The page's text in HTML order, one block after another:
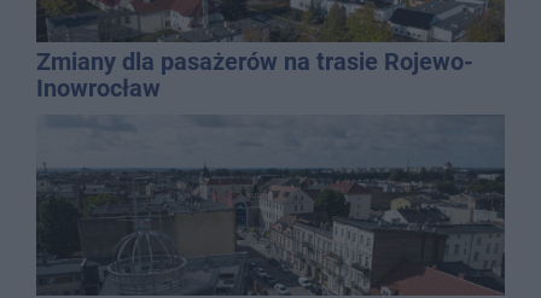
Zmiany dla pasażerów na trasie Rojewo-
Inowrocław